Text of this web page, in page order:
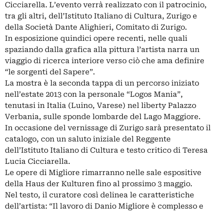
Cicciarella. L’evento verrà realizzato con il patrocinio,
tra gli altri, dell’Istituto Italiano di Cultura, Zurigo e
della Società Dante Alighieri, Comitato di Zurigo.
In esposizione quindici opere recenti, nelle quali
spaziando dalla grafica alla pittura l’artista narra un
viaggio di ricerca interiore verso ciò che ama definire
“le sorgenti del Sapere”.
La mostra è la seconda tappa di un percorso iniziato
nell’estate 2013 con la personale “Logos Mania”,
tenutasi in Italia (Luino, Varese) nel liberty Palazzo
Verbania, sulle sponde lombarde del Lago Maggiore.
In occasione del vernissage di Zurigo sarà presentato il
catalogo, con un saluto iniziale del Reggente
dell’Istituto Italiano di Cultura e testo critico di Teresa
Lucia Cicciarella.
Le opere di Migliore rimarranno nelle sale espositive
della Haus der Kulturen fino al prossimo 3 maggio.
Nel testo, il curatore così delinea le caratteristiche
dell’artista: “Il lavoro di Danio Migliore è complesso e